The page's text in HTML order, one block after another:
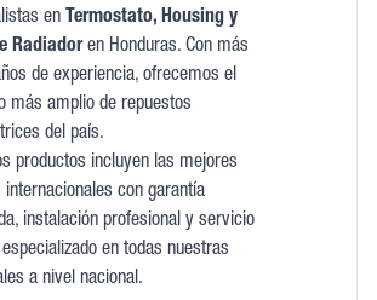
en Termostato, Housing y
Radiadoren Honduras. Con más
de experiencia, ofrecemos el
más amplio de repuestos
del país.
productos incluyen las mejores
internacionales con garantía
instalación profesional y servicio
en todas nuestras
a nivel nacional.